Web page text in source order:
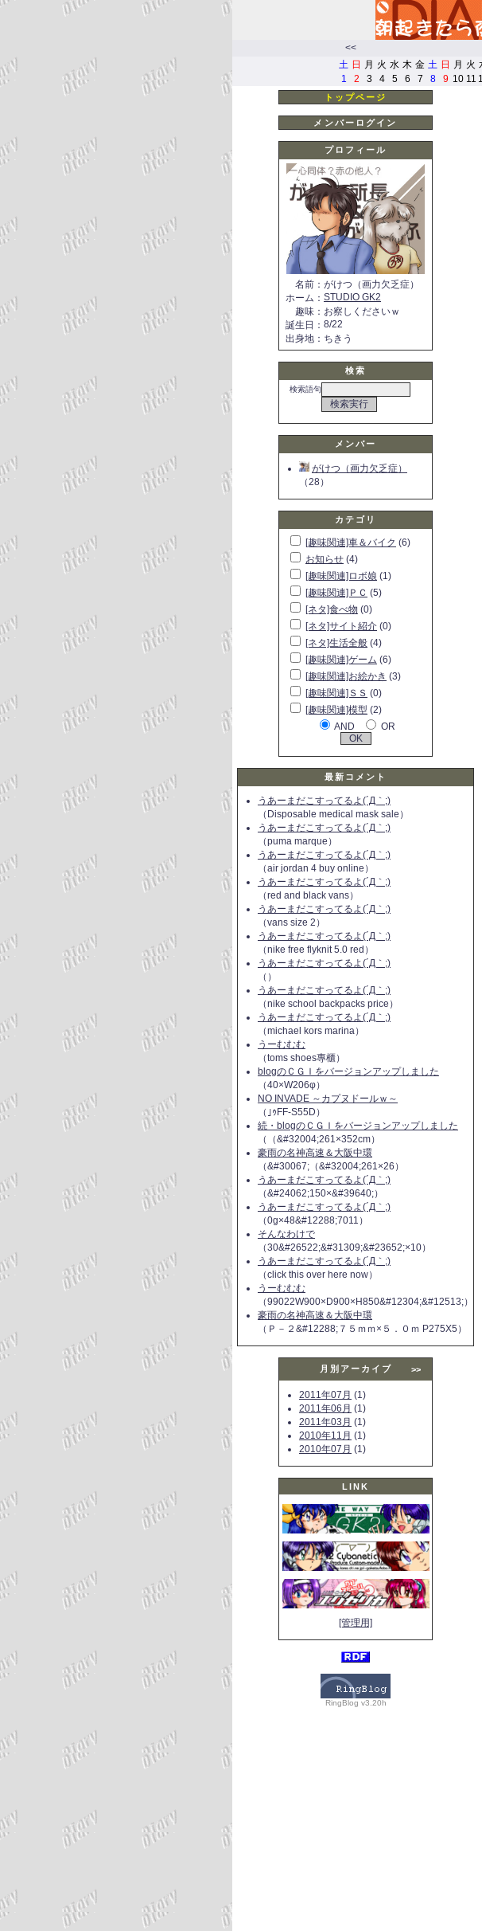
<<
土 日 月 火 水 木 金 土 日 月 火
1
2 3 4 5 6 7 8 9 10 11
トップページ
メンバーログイン
プロフィール
名前 ： がけつ（画力欠乏症）
ホーム ： STUDIO GK2
趣味 ： お察しくださいｗ
誕生日 ： 8/22
出身地 ： ちきう
検索
検索語句
メンバー
がけつ（画力欠乏症）
（28）
カテゴリ
[趣味関連]車＆バイク (6)
お知らせ (4)
[趣味関連]ロボ娘 (1)
[趣味関連]ＰＣ (5)
[ネタ]食べ物 (0)
[ネタ]サイト紹介 (0)
[ネタ]生活全般 (4)
[趣味関連]ゲーム (6)
[趣味関連]お絵かき (3)
[趣味関連]ＳＳ (0)
[趣味関連]模型 (2)
AND
OR
最新コメント
うあーまだこすってるよ(´Д｀;)
（Disposable medical mask sale）
うあーまだこすってるよ(´Д｀;)
（puma marque）
うあーまだこすってるよ(´Д｀;)
（air jordan 4 buy online）
うあーまだこすってるよ(´Д｀;)
（red and black vans）
うあーまだこすってるよ(´Д｀;)
（vans size 2）
うあーまだこすってるよ(´Д｀;)
（nike free flyknit 5.0 red）
うあーまだこすってるよ(´Д｀;)
（）
うあーまだこすってるよ(´Д｀;)
（nike school backpacks price）
うあーまだこすってるよ(´Д｀;)
（michael kors marina）
うーむむむ
（toms shoes專櫃）
blogのＣＧＩをバージョンアップしました
（40×W206φ）
NO INVADE ～カプヌドールｗ～
（｣ｩFF-S55D）
続・blogのＣＧＩをバージョンアップしました
（（&#32004;261×352cm）
豪雨の名神高速＆大阪中環
（&#30067;（&#32004;261×26）
うあーまだこすってるよ(´Д｀;)
（&#24062;150×&#39640;）
うあーまだこすってるよ(´Д｀;)
（0g×48&#12288;7011）
そんなわけで
（30&#26522;&#31309;&#23652;×10）
うあーまだこすってるよ(´Д｀;)
（click this over here now）
うーむむむ
（99022W900×D900×H850&#12304;&#12513;）
豪雨の名神高速＆大阪中環
（Ｐ－２&#12288;７５ｍｍ×５．０ｍ P275X5）
月別アーカイブ >>
2011年07月 (1)
2011年06月 (1)
2011年03月 (1)
2010年11月 (1)
2010年07月 (1)
LINK
[管理用]
RingBlog v3.20h